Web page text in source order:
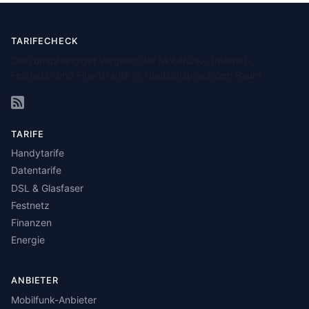
TARIFECHECK
TARIFE
Handytarife
Datentarife
DSL & Glasfaser
Festnetz
Finanzen
Energie
ANBIETER
Mobilfunk-Anbieter